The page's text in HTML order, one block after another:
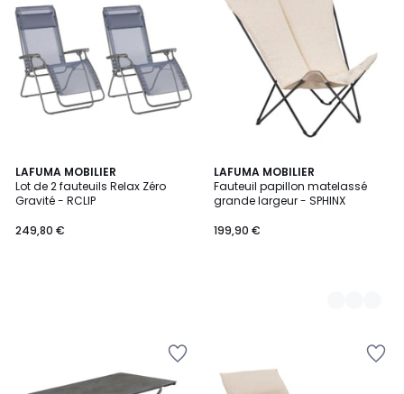
LAFUMA MOBILIER
Lot de 2 fauteuils Relax Zéro
Gravité - RCLIP
249,80 €
LAFUMA MOBILIER
Fauteuil papillon matelassé
grande largeur - SPHINX
199,90 €
2
Couleurs